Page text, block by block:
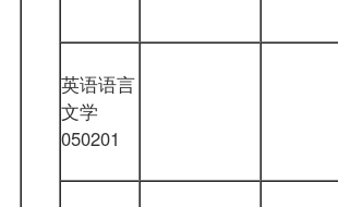
英语语言
文学
050201